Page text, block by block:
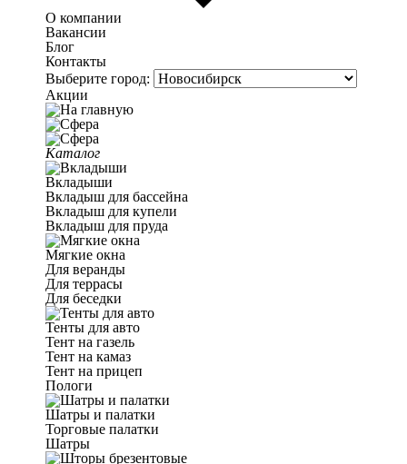
О компании
Вакансии
Блог
Контакты
Выберите город:
Акции
Каталог
Вкладыши
Вкладыш для бассейна
Вкладыш для купели
Вкладыш для пруда
Мягкие окна
Для веранды
Для террасы
Для беседки
Тенты для авто
Тент на газель
Тент на камаз
Тент на прицеп
Пологи
Шатры и палатки
Торговые палатки
Шатры